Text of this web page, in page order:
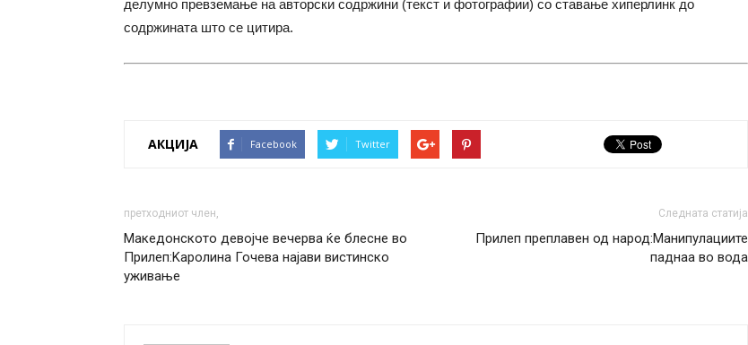
делумно превземање на авторски содржини (текст и фотографии) со ставање хиперлинк до
содржината што се цитира.
АКЦИЈА Facebook Twitter
претходниот член,
Македонското девојче вечерва ќе блесне во
Прилеп:Kaролина Гочева најави вистинско
уживање
Следната статија
Прилеп преплавен од народ:Манипулациите
паднаа во вода